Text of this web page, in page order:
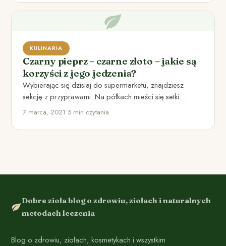
KULINARIA
Czarny pieprz – czarne złoto – jakie są
korzyści z jego jedzenia?
Wybierając się dzisiaj do supermarketu, znajdziesz
sekcję z przyprawami. Na półkach mieści się setki
mieszanek przyprawowych do wszystkiego.…
7 marca, 2021•5 min czytania
Dobre zioła blog o zdrowiu, ziołach i naturalnych
metodach leczenia
Blog o zdrowiu, ziołach, kosmetykach i wszystkim